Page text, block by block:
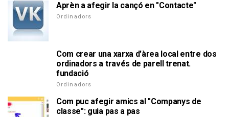
Aprèn a afegir la cançó en "Contacte"
Ordinadors
Com crear una xarxa d'àrea local entre dos
ordinadors a través de parell trenat.
fundació
Ordinadors
Com puc afegir amics al "Companys de
classe": guia pas a pas